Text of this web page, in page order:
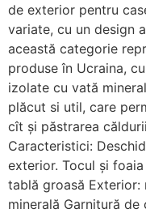
de exterior pentru
variate, cu un design
această categorie
produse în Ucraina,
izolate cu vată
plăcut si util, care
cît şi păstrarea
Caracteristici:
exterior. Tocul şi
tablă groasă Exterior:
minerală Garnitură